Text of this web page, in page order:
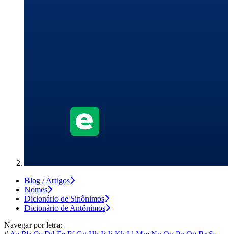
Blog / Artigos
Nomes
Dicionário de Sinônimos
Dicionário de Antônimos
Navegar por letra: